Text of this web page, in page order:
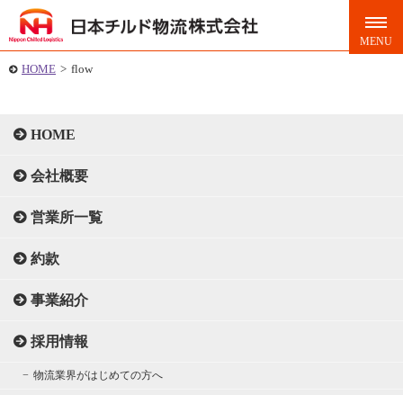
HOME > flow
HOME
会社概要
営業所一覧
約款
事業紹介
採用情報
物流業界がはじめての方へ